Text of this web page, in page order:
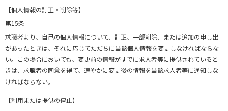
【個人情報の訂正・削除等】
第15条
求職者より、自己の個人情報について、訂正、一部削除、または追加の申し出
があったときは、それに応じてただちに当該個人情報を変更しなければならな
い。この場合においても、変更前の情報がすでに求人者等に提供されていると
きは、求職者の同意を得て、速やかに変更後の情報を当該求人者等に通知しな
ければならない。
【利用または提供の停止】